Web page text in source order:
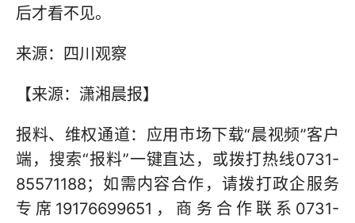
后才看不见。
来源：四川观察
【来源：潇湘晨报】
报料、维权通道：应用市场下载“晨视频”客户
端，搜索“报料”一键直达，或拨打热线0731-
85571188；如需内容合作，请拨打政企服务
专席19176699651，商务合作联系0731-